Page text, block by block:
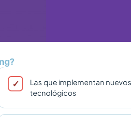
Las que implementan
tecnológicos